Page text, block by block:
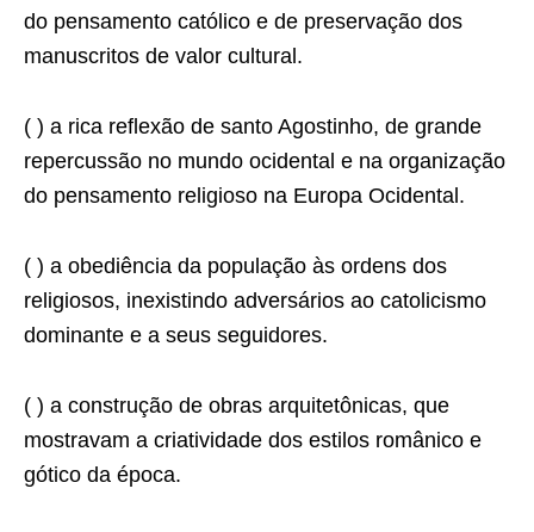
do pensamento católico e de preservação dos
manuscritos de valor cultural.
( ) a rica reﬂexão de santo Agostinho, de grande
repercussão no mundo ocidental e na organização
do pensamento religioso na Europa Ocidental.
( ) a obediência da população às ordens dos
religiosos, inexistindo adversários ao catolicismo
dominante e a seus seguidores.
( ) a construção de obras arquitetônicas, que
mostravam a criatividade dos estilos românico e
gótico da época.